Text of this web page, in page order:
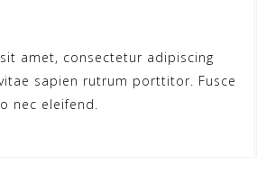
amet, consectetur adipiscing
sapien rutrum porttitor. Fusce
nec eleifend.